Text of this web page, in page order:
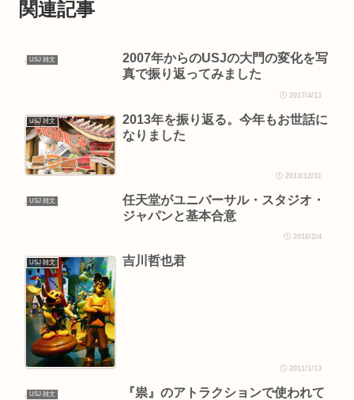
関連記事
USJ 雑文
2007年からのUSJの大門の変化を写
真で振り返ってみました
2017/4/13
USJ 雑文
2013年を振り返る。今年もお世話に
なりました
2013/12/31
USJ 雑文
任天堂がユニバーサル・スタジオ・
ジャパンと基本合意
2016/2/4
USJ 雑文 吉川哲也君
2011/1/13
USJ 雑文
『祟』のアトラクションで使われて